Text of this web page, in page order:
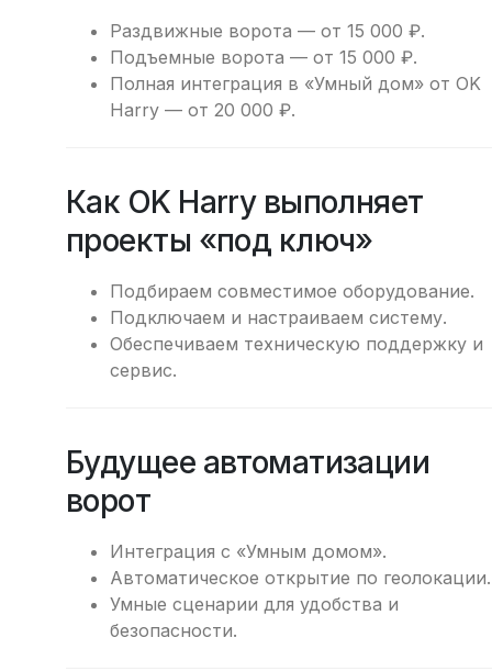
Раздвижные ворота — от 15 000 ₽.
Подъемные ворота — от 15 000 ₽.
Полная интеграция в «Умный дом» от OK
Harry — от 20 000 ₽.
Как OK Harry выполняет
проекты «под ключ»
Подбираем совместимое оборудование.
Подключаем и настраиваем систему.
Обеспечиваем техническую поддержку и
сервис.
Будущее автоматизации
ворот
Интеграция с «Умным домом».
Автоматическое открытие по геолокации.
Умные сценарии для удобства и
безопасности.